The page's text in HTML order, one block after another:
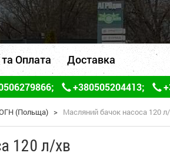
Оплата Доставка
; +380505204413;
ОГН (Польща) > Масляний бачок насоса 120
120 л/хв